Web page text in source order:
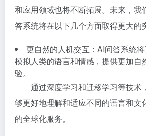
和应用领域也将不断拓展。未来，我
答系统将在以下几个方面取得更大的
更自然的人机交互：AI问答系统
模拟人类的语言和情感，提供更加自
验。
通过深度学习和迁移学习等技术
够更好地理解和适应不同的语言和文
的全球化服务。